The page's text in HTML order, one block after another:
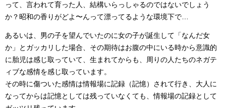
って、言われて育った人、結構いらっしゃるのではないでしょう
か？昭和の香りがどよ〜んって漂ってるような環境下で…
あるいは、男の子を望んでいたのに女の子が誕生して「なんだ女
か」とガッカリした場合、その期待はお腹の中にいる時から意識的
に胎児は感じ取っていて、生まれてからも、周りの人たちのネガテ
ィブな感情を感じ取っています。
その時に傷ついた感情は情報場に記録（記憶）されて行き、大人に
なってからは記憶としては残っていなくても、情報場の記録として